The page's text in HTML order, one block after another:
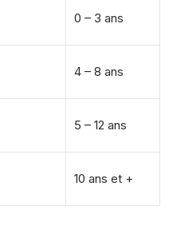
0 – 3 ans
4 – 8 ans
5 – 12 ans
10 ans et +